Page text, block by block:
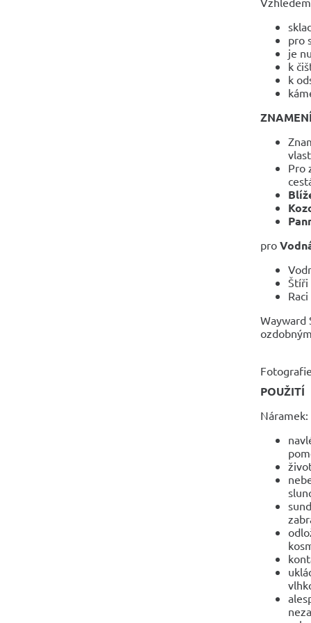
pro
je
k
k
Pro
pro
Štíři
Wayward
POUŽITÍ
Náramek: